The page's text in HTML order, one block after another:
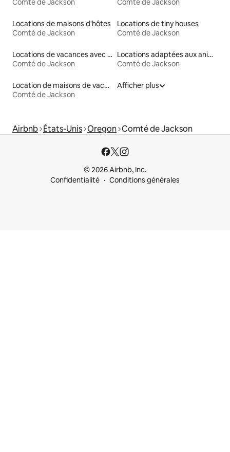
Comté de Jackson Comté de Jackson
Locations de maisons d'hôtes
Comté de Jackson
Locations de tiny houses
Comté de Jackson
Locations de vacances avec piscine
Comté de Jackson
Locations adaptées aux animaux
Comté de Jackson
Location de maisons de vacances
Comté de Jackson
Afficher plus
Airbnb États-Unis Oregon Comté de Jackson
© 2026 Airbnb, Inc.
Confidentialité
Conditions générales